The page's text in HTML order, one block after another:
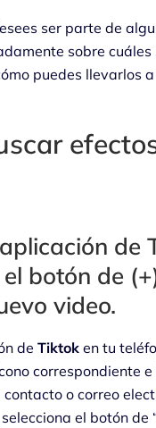
ser parte de
sobre cuáles
puedes llevarlos
de
botón de
video.
de Tiktok en tu
correspondiente
o correo
el botón de